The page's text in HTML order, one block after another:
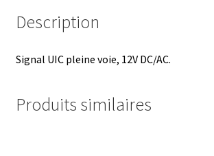
Description
Signal UIC pleine voie, 12V DC/AC.
Produits similaires